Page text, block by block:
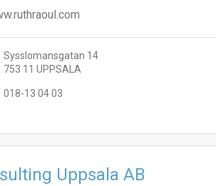
Sysslomansgatan 14
753 11 UPPSALA
018-13 04 03
Uppsala AB